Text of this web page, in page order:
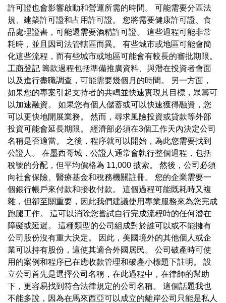
許可證也會影響啟動和營運所需的時間。 可能需要分區法
規、建築許可證和占用許可證。 您將需要健康許可證、食
品處理證書，可能還需要酒精許可證。 這些過程可能非常
耗時，並且因司法管轄區而異。 有些城市或地區可能會簡
化這些流程，而有些城市或地區可能會有較長的審批期限。
工商登記 籌款過程包括準備推廣資料、與潛在投資者會面
以及進行盡職調查，可能需要幾個月的時間。 另一方面，
如果您的專案引起支持者的共鳴並快速實現其目標，眾籌可
以加速融資。 如果您有個人儲蓄或可以快速獲得融資，您
可以更快地開展業務。 然而，尋求風險投資或貸款等外部
投資可能會延長期限。 經濟部必須在3個工作天內決定公司
名稱是否適當。 之後，程序就可以開始，為此您需要找到
公證人。 在墨西哥城，公證人通常會執行整個過程，包括
稅號的分配，但平均價格為 11,000 披索。 然後，公司必須
向社會保險、醫療基金和稅務機關註冊。 您的企業需要一
個銀行帳戶來付款和接收付款。 這個過程可能既耗時又複
雜，但卻至關重要，因此我們建議使用專業服務來為您完成
跑腿工作。 這可以消除您嘗試自行完成流程時的任何潛在
障礙或延遲。 這種類型的公司組成對於誰可以或不能擁有
公司股份沒有重大決定。 因此，美國境外的其他個人或企
業可以持有股份，這使其適合外國居民。 公司破產時可使
用的案例和程序已在應收款管理和破產小標題下註明。 設
立公司首先是選擇公司名稱，在此過程中，在律師的幫助
下，更容易找到符合法律規定的公司名稱。 這個話題我也
不能多說，因為在馬來西亞可以成立的離岸公司只能是私人